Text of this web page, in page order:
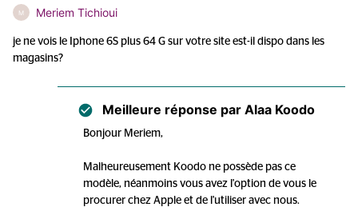
M Meriem Tichioui
je ne vois le Iphone 6S plus 64 G sur votre site est-il dispo dans les
magasins?
Meilleure réponse par Alaa Koodo
Bonjour Meriem,
Malheureusement Koodo ne possède pas ce
modèle, néanmoins vous avez l'option de vous le
procurer chez Apple et de l'utiliser avec nous.